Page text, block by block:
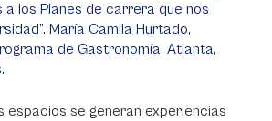
los Planes de carrera que nos
María Camila Hurtado,
de Gastronomía, Atlanta,
espacios se generan experiencias